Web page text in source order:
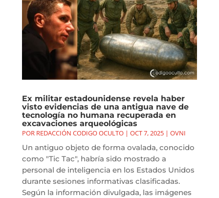
Ex militar estadounidense revela haber
visto evidencias de una antigua nave de
tecnología no humana recuperada en
excavaciones arqueológicas
POR REDACCIÓN CODIGO OCULTO| OCT 7, 2025| OVNI
Un antiguo objeto de forma ovalada, conocido
como "Tic Tac", habría sido mostrado a
personal de inteligencia en los Estados Unidos
durante sesiones informativas clasificadas.
Según la información divulgada, las imágenes